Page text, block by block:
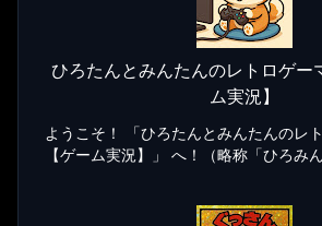
ひろたんとみんたんのレトロゲー
ム実況】
ようこそ！ 「ひろたんとみんたんのレ
【ゲーム実況】」 へ！（略称「ひろみ